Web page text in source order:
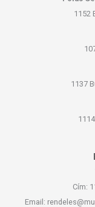
1152
1137
Cím:
Email: